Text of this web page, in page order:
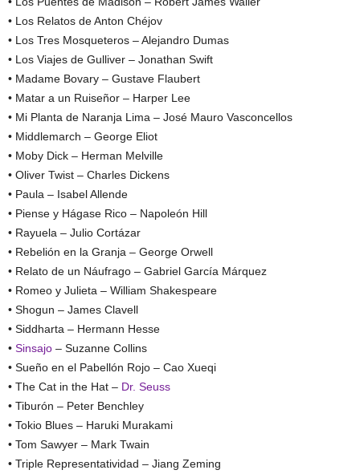
• Los Relatos de Anton Chéjov
• Los Tres Mosqueteros – Alejandro Dumas
• Los Viajes de Gulliver – Jonathan Swift
• Madame Bovary – Gustave Flaubert
• Matar a un Ruiseñor – Harper Lee
• Mi Planta de Naranja Lima – José Mauro Vasconcellos
• Middlemarch – George Eliot
• Moby Dick – Herman Melville
• Oliver Twist – Charles Dickens
• Paula – Isabel Allende
• Piense y Hágase Rico – Napoleón Hill
• Rayuela – Julio Cortázar
• Rebelión en la Granja – George Orwell
• Relato de un Náufrago – Gabriel García Márquez
• Romeo y Julieta – William Shakespeare
• Shogun – James Clavell
• Siddharta – Hermann Hesse
• Sinsajo – Suzanne Collins
• Sueño en el Pabellón Rojo – Cao Xueqi
• The Cat in the Hat – Dr. Seuss
• Tiburón – Peter Benchley
• Tokio Blues – Haruki Murakami
• Tom Sawyer – Mark Twain
• Triple Representatividad – Jiang Zeming